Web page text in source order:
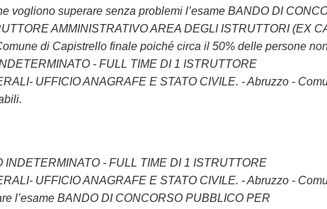
vogliono superare senza problemi l’esame BANDO DI
AMMINISTRATIVO AREA DEGLI ISTRUTTORI (EX
di Capistrello finale poiché circa il 50% delle persone
- FULL TIME DI 1 ISTRUTTORE
UFFICIO ANAGRAFE E STATO CIVILE. - Abruzzo -
- FULL TIME DI 1 ISTRUTTORE
UFFICIO ANAGRAFE E STATO CIVILE. - Abruzzo -
l’esame BANDO DI CONCORSO PUBBLICO PER